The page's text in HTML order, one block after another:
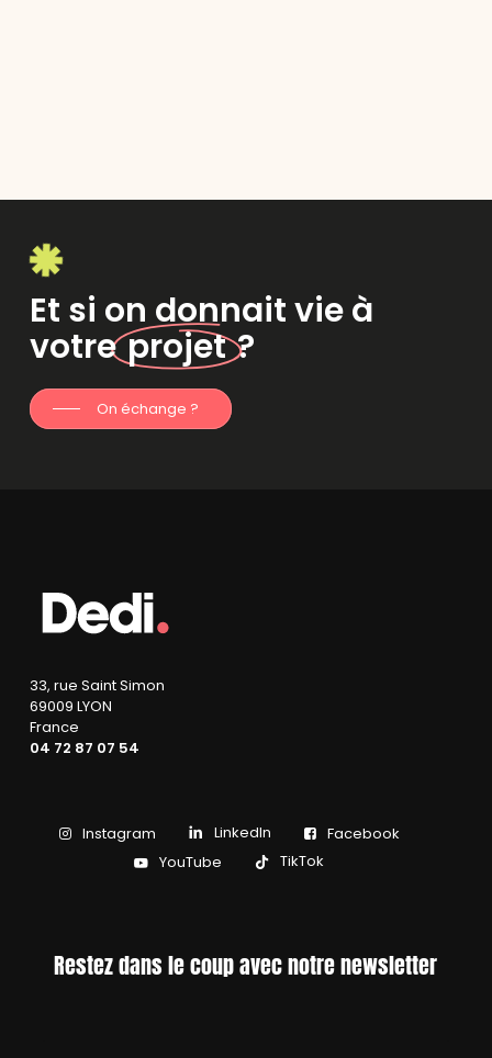
Et si on donnait vie à
votreprojet?
On échange ?
33, rue Saint Simon
69009 LYON
France
04 72 87 07 54
Instagram LinkedIn
Facebook
YouTube
TikTok
Restez dans le coup avec notre newsletter